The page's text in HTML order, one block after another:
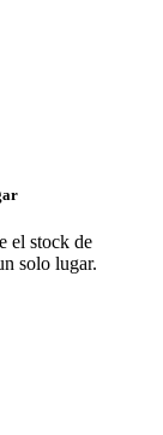
el stock de
solo lugar.